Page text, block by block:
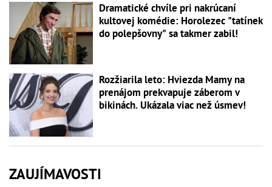
Dramatické chvíle pri nakrúcaní
kultovej komédie: Horolezec "tatínek
do polepšovny" sa takmer zabil!
Rozžiarila leto: Hviezda Mamy na
prenájom prekvapuje záberom v
bikinách. Ukázala viac než úsmev!
ZAUJÍMAVOSTI